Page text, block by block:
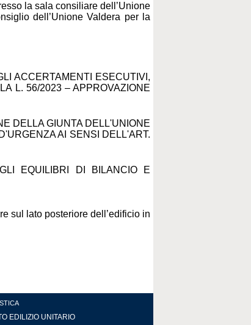
la sala consiliare dell’Unione
lio dell’Unione Valdera per la
ACCERTAMENTI ESECUTIVI,
L. 56/2023 – APPROVAZIONE
DELLA GIUNTA DELL'UNIONE
AI SENSI DELL'ART.
EQUILIBRI DI BILANCIO E
sul lato posteriore dell’edificio in
EDILIZIO UNITARIO